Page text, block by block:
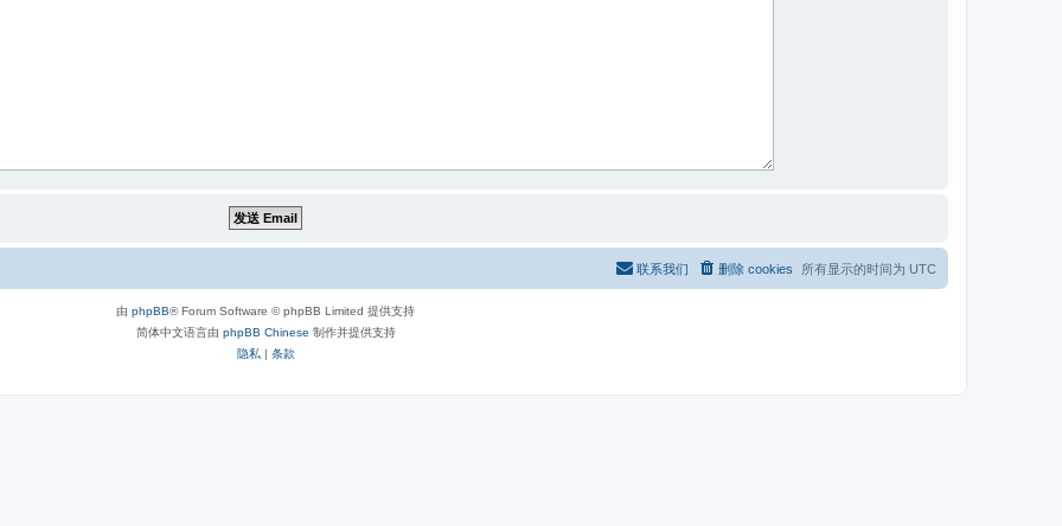
所有显示的时间为 UTC
删除 cookies
联系我们
由 phpBB® Forum Software © phpBB Limited 提供支持
简体中文语言由 phpBB Chinese 制作并提供支持
隐私 | 条款